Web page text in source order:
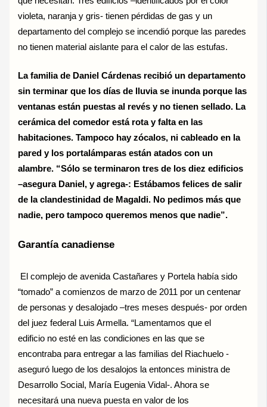
violeta, naranja y gris- tienen pérdidas de gas y un
departamento del complejo se incendió porque las paredes
no tienen material aislante para el calor de las estufas.
La familia de Daniel Cárdenas recibió un departamento
sin terminar que los días de lluvia se inunda porque las
ventanas están puestas al revés y no tienen sellado. La
cerámica del comedor está rota y falta en las
habitaciones. Tampoco hay zócalos, ni cableado en la
pared y los portalámparas están atados con un
alambre. “Sólo se terminaron tres de los diez edificios
–asegura Daniel, y agrega-: Estábamos felices de salir
de la clandestinidad de Magaldi. No pedimos más que
nadie, pero tampoco queremos menos que nadie”.
Garantía canadiense
El complejo de avenida Castañares y Portela había sido
“tomado” a comienzos de marzo de 2011 por un centenar
de personas y desalojado –tres meses después- por orden
del juez federal Luis Armella. “Lamentamos que el
edificio no esté en las condiciones en las que se
encontraba para entregar a las familias del Riachuelo -
aseguró luego de los desalojos la entonces ministra de
Desarrollo Social, María Eugenia Vidal-. Ahora se
necesitará una nueva puesta en valor de los